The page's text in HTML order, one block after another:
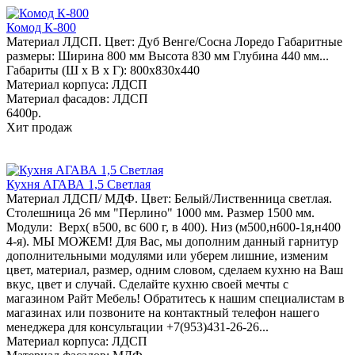
Комод К-800
Материал ЛДСП. Цвет: Дуб Венге/Сосна Лоредо Габаритные
размеры: Ширина 800 мм Высота 830 мм Глубина 440 мм...
Габариты (Ш x В x Г): 800х830х440
Материал корпуса: ЛДСП
Материал фасадов: ЛДСП
6400р.
Хит продаж
Кухня АГАВА 1,5 Светлая
Материал ЛДСП/ МДФ. Цвет: Белый/Лиственница светлая.
Столешница 26 мм "Перлино" 1000 мм. Размер 1500 мм.
Модули: Верх( в500, вс 600 г, в 400). Низ (м500,н600-1я,н400
4-я). МЫ МОЖЕМ! Для Вас, мы дополним данный гарнитур
дополнительными модулями или уберем лишние, изменим
цвет, материал, размер, одним словом, сделаем кухню на Ваш
вкус, цвет и случай. Сделайте кухню своей мечты с
магазином Райт Мебель! Обратитесь к нашим специалистам в
магазинах или позвоните на контактный телефон нашего
менеджера для консультации +7(953)431-26-26...
Материал корпуса: ЛДСП